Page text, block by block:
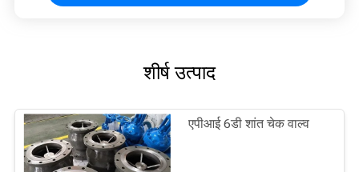
शीर्ष उत्पाद
एपीआई 6डी शांत चेक वाल्व